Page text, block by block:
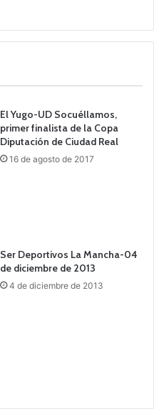
we
El Yugo-UD Socuéllamos,
primer finalista de la Copa
Diputación de Ciudad Real
16 de agosto de 2017
Ser Deportivos La Mancha-04
de diciembre de 2013
4 de diciembre de 2013